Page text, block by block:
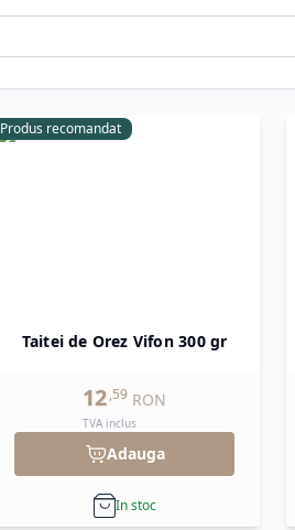
Produs recomandat
Taitei de Orez Vifon 300 gr
12,59 RON
TVA inclus
Adauga
In stoc